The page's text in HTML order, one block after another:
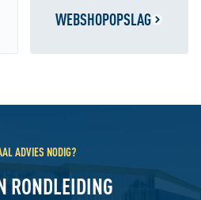
WEBSHOPOPSLAG
ADVIES NODIG?
RONDLEIDING